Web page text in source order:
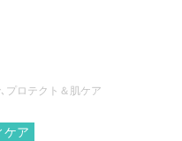
プロテクト＆肌ケア
ケア